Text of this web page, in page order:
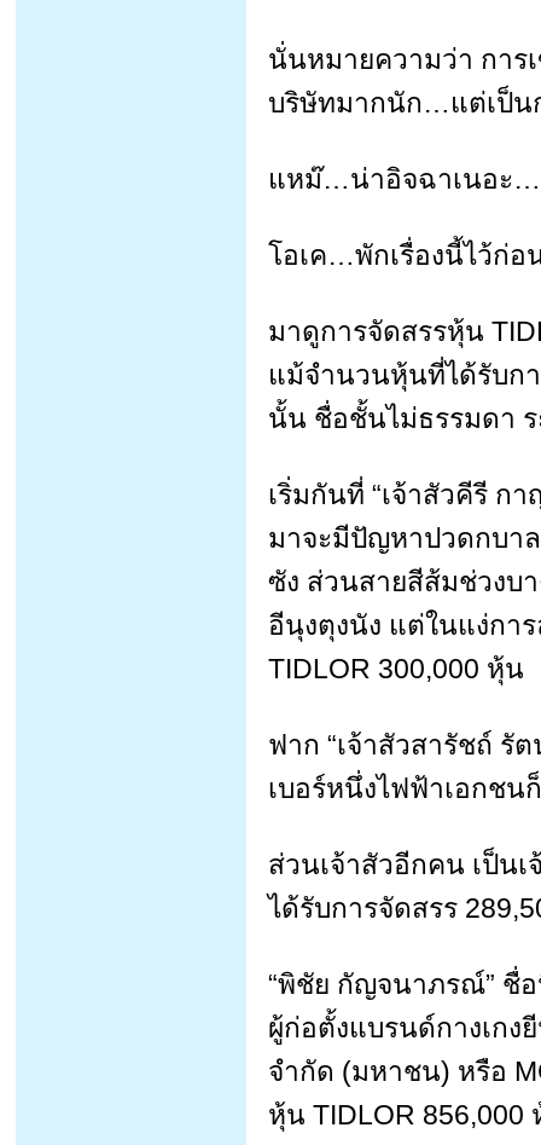
นั่นหมายความว่า การ
บริษัทมากนัก…แต่เป็น
แหม๊…น่าอิจฉาเนอะ…
โอเค…พักเรื่องนี้ไว้ก่อ
มาดูการจัดสรรหุ้น
แม้จำนวนหุ้นที่ได้รับก
นั้น ชื่อชั้นไม่ธรรมดา
เริ่มกันที่ “เจ้าสัวคีรี ก
มาจะมีปัญหาปวดกบา
ซัง ส่วนสายสีส้มช่วงบ
อีนุงตุงนัง แต่ในแง่กา
TIDLOR 300,000 หุ้น
ฟาก “เจ้าสัวสารัชถ์ รั
เบอร์หนึ่งไฟฟ้าเอกชน
ส่วนเจ้าสัวอีกคน เป็น
ได้รับการจัดสรร
“พิชัย กัญจนาภรณ์” ชื่
ผู้ก่อตั้งแบรนด์กางเก
จำกัด (มหาชน) หรือ
หุ้น TIDLOR 856,000